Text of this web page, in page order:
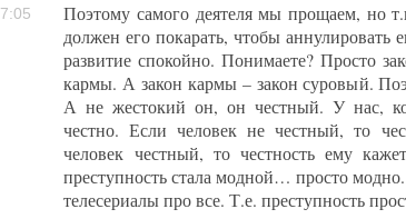
Поэтому самого деятеля мы прощаем, но
должен его покарать, чтобы
развитие спокойно. Понимаете? Просто
кармы. А закон кармы – закон суровый.
А не жестокий он, он честный. У нас,
честно. Если человек не честный, то
человек честный, то честность ему
преступность стала модной… просто
телесериалы про все. Т.е. преступность